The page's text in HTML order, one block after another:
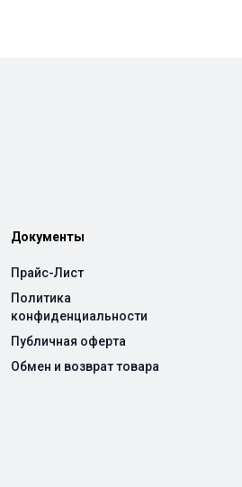
Документы
Прайс-Лист
Политика
конфиденциальности
Публичная оферта
Обмен и возврат товара